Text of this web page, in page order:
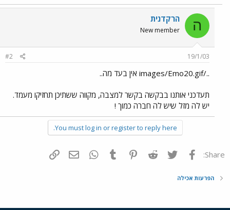
ה הרקדנית
New member
19/1/03
#2
../images/Emo20.gif אין בעד מה..
תעדכני אותנו בבקשה בקשר למצבה, מקווה ששתיכן תחזיקו מעמד.
יש לה מזל שיש לה חברה כמוך !
You must log in or register to reply here.
Share: פייסבוק Twitter
Reddit
Pinterest
Tumblr
WhatsAppדואר אלקטרוני
הפרעות אכילה